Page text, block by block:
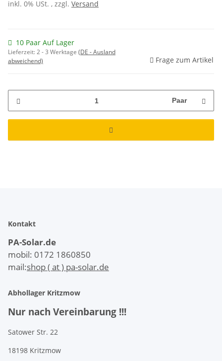
inkl. 0% USt. , zzgl. Versand
10 Paar Auf Lager
Lieferzeit:2 - 3 Werktage (DE - Ausland
abweichend)
Frage zum Artikel
Paar
Kontakt
PA-Solar.de
mobil: 0172 1860850
mail:shop ( at ) pa-solar.de
Abhollager Kritzmow
Nur nach Vereinbarung !!!
Satower Str. 22
18198 Kritzmow